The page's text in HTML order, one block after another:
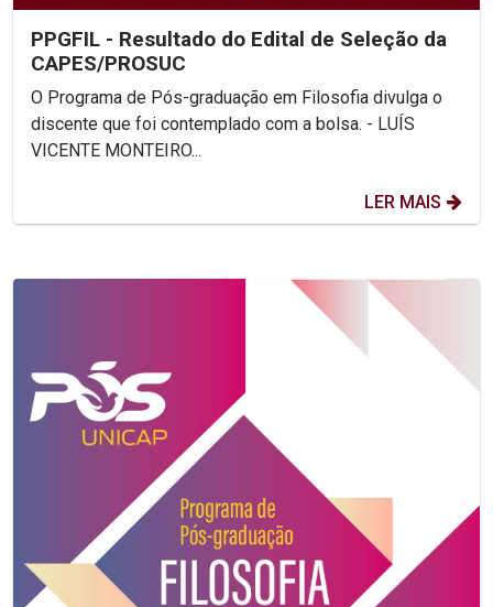
PPGFIL - Resultado do Edital de Seleção da
CAPES/PROSUC
O Programa de Pós-graduação em Filosofia divulga o
discente que foi contemplado com a bolsa. - LUÍS
VICENTE MONTEIRO...
LER MAIS